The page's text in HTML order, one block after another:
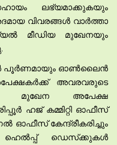
ലഭ്യമാക്കുകയും
വിവരങ്ങൾ വാർത്താ
മീഡിയ മുഖേനയും
പൂർണമായും ഓൺലൈൻ
അവരവരുടെ
മുഖേന അപേക്ഷ
ഹജ് കമ്മിറ്റി ഓഫീസ്
ഓഫീസ് കേന്ദ്രീകരിച്ചും
ഡെസ്‌ക്കുകൾ